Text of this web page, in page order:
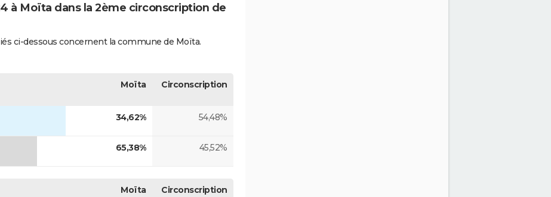
à Moïta dans la 2ème circonscription de
ci-dessous concernent la commune de Moïta.
Moïta Circonscription
34,62% 54,48%
65,38% 45,52%
Moïta Circonscription